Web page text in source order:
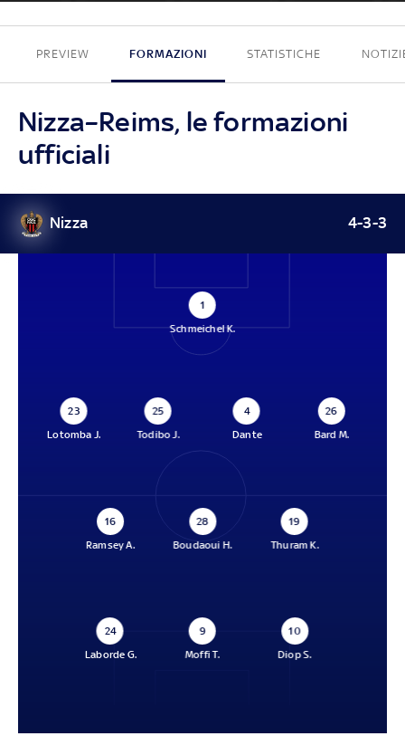
PREVIEW FORMAZIONI STATISTICHE
Nizza–Reims, le formazioni
ufficiali
Nizza 4-3-3
1
Schmeichel K.
23
Lotomba J.
25
Todibo J.
4
Dante
26
Bard M.
16
Ramsey A.
28
Boudaoui H.
19
Thuram K.
24
Laborde G.
9
Moffi T.
10
Diop S.